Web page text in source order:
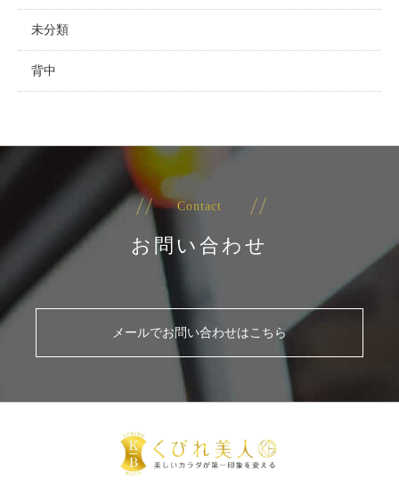
未分類
背中
Contact
お問い合わせ
メールでお問い合わせはこちら